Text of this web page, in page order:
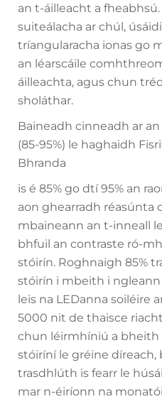
an t-áilleacht a
suiteálacha ar chúl,
tríangularacha ionas go
an léarscáile
áilleachta, agus chun
sholáthar.
Baineadh cinneadh ar
(85-95%) le haghaidh
Bhranda
is é 85% go dtí 95% an
aon ghearradh réasúnta
mbaineann an t-inneall
bhfuil an contraste ró-
stóirín. Roghnaigh 85%
stóirín i mbeith i ngleann
leis na LEDanna soiléire
5000 nit de thaisce
chun léirmhíniú a bheith
stóiríní le gréine díreach,
trasdhlúth is fearr le
mar n-éiríonn na